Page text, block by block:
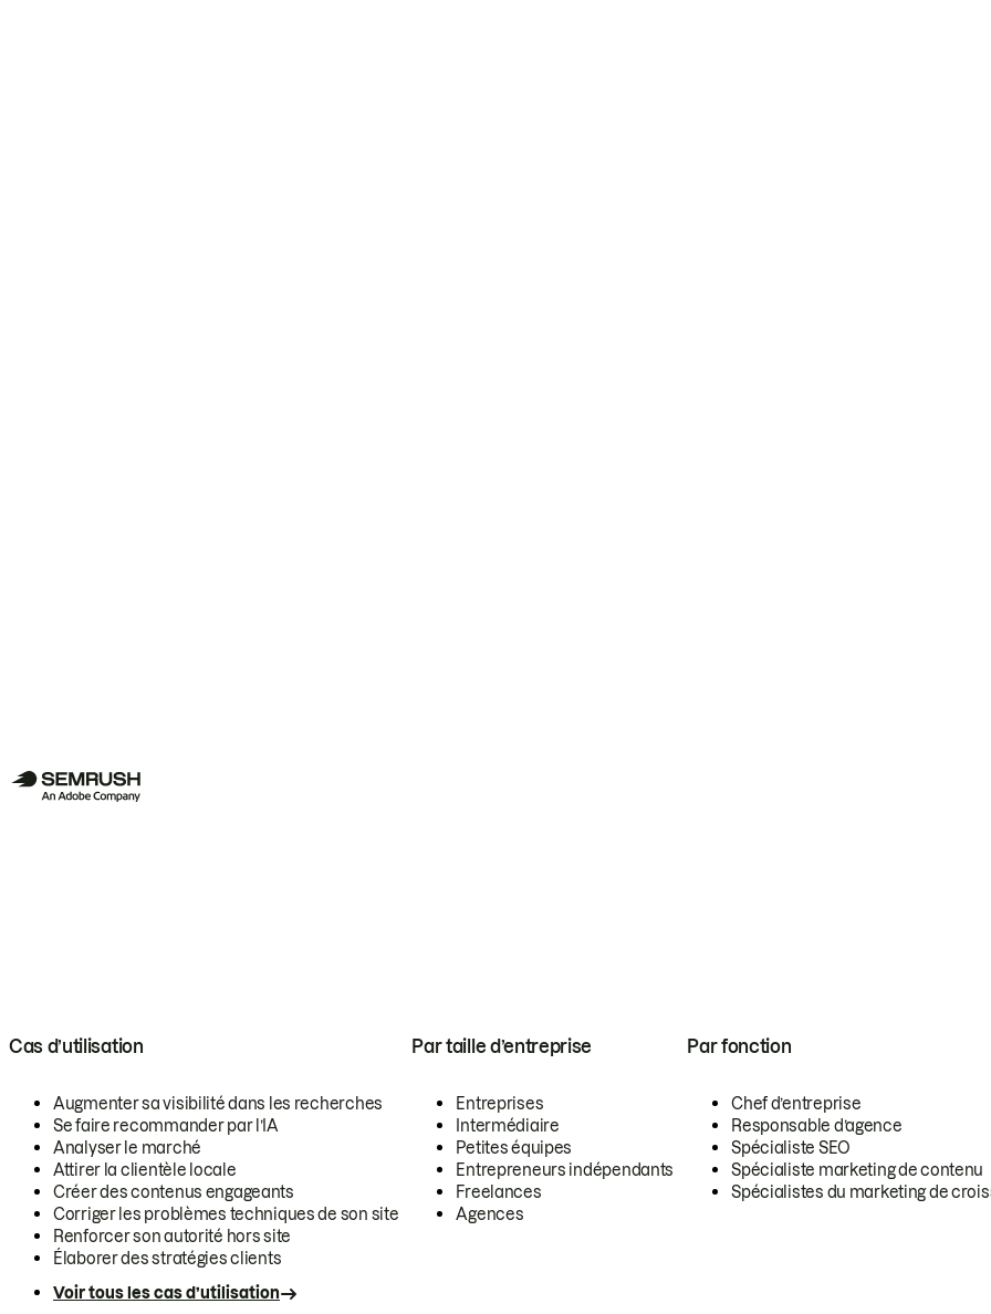
Cas d’utilisation
Augmenter sa visibilité dans les recherches
Se faire recommander par l’IA
Analyser le marché
Attirer la clientèle locale
Créer des contenus engageants
Corriger les problèmes techniques de son site
Renforcer son autorité hors site
Élaborer des stratégies clients
Voir tous les cas d’utilisation
Par taille d’entreprise
Entreprises
Intermédiaire
Petites équipes
Entrepreneurs indépendants
Freelances
Agences
Par fonction
Chef d’entreprise
Responsable d’agence
Spécialiste SEO
Spécialiste marketing de contenu
Spécialistes du marketing de